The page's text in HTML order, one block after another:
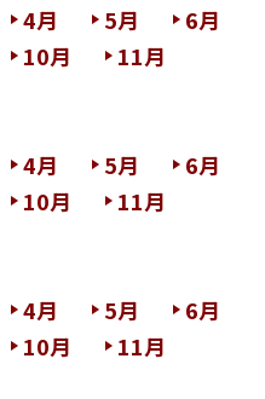
4月 5月
6月
10月
11月
4月 5月
6月
10月
11月
4月 5月
6月
10月
11月